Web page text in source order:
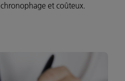
chronophage et coûteux.